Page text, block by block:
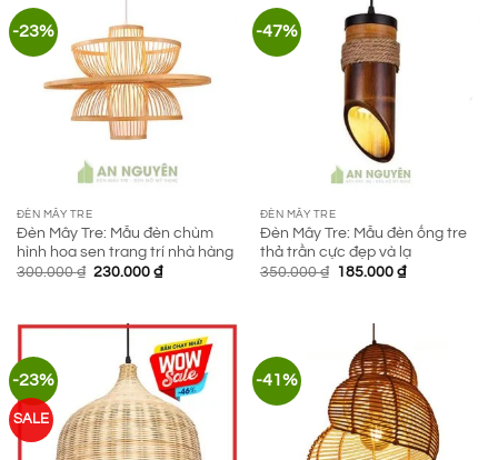
-23%
ĐÈN MÂY TRE
Đèn Mây Tre: Mẫu đèn chùm
hình hoa sen trang trí nhà hàng
300.000₫ Giá
230.000 ₫Giá
230.000 ₫.
-47%
ĐÈN MÂY TRE
Đèn Mây Tre: Mẫu đèn ống tre
thả trần cực đẹp và lạ
350.000₫ Giá
185.000 ₫Giá
-23%
SALE
-41%